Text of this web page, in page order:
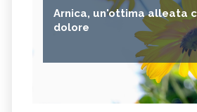
Arnica, un'ottima alleata
dolore